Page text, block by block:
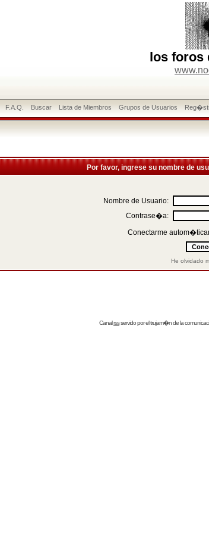
los foros
F.A.Q. Buscar Lista de Miembros Grupos de Usuarios
Por favor, ingrese su nombre de
Nombre de Usuario:
Contrase�a:
Conectarme
He olvidado
Canalrssservido por eltrujam�nde la